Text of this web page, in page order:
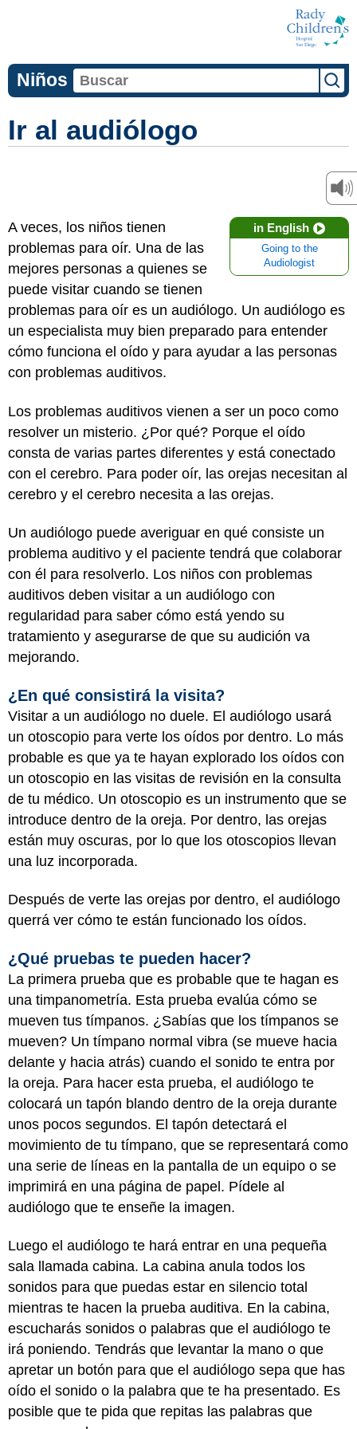
Niños
Ir al audiólogo
in English
Going to the
Audiologist
A veces, los niños tienen
problemas para oír. Una de las
mejores personas a quienes se
puede visitar cuando se tienen
problemas para oír es un audiólogo. Un audiólogo es
un especialista muy bien preparado para entender
cómo funciona el oído y para ayudar a las personas
con problemas auditivos.
Los problemas auditivos vienen a ser un poco como
resolver un misterio. ¿Por qué? Porque el oído
consta de varias partes diferentes y está conectado
con el cerebro. Para poder oír, las orejas necesitan al
cerebro y el cerebro necesita a las orejas.
Un audiólogo puede averiguar en qué consiste un
problema auditivo y el paciente tendrá que colaborar
con él para resolverlo. Los niños con problemas
auditivos deben visitar a un audiólogo con
regularidad para saber cómo está yendo su
tratamiento y asegurarse de que su audición va
mejorando.
¿En qué consistirá la visita?
Visitar a un audiólogo no duele. El audiólogo usará
un otoscopio para verte los oídos por dentro. Lo más
probable es que ya te hayan explorado los oídos con
un otoscopio en las visitas de revisión en la consulta
de tu médico. Un otoscopio es un instrumento que se
introduce dentro de la oreja. Por dentro, las orejas
están muy oscuras, por lo que los otoscopios llevan
una luz incorporada.
Después de verte las orejas por dentro, el audiólogo
querrá ver cómo te están funcionado los oídos.
¿Qué pruebas te pueden hacer?
La primera prueba que es probable que te hagan es
una timpanometría. Esta prueba evalúa cómo se
mueven tus tímpanos. ¿Sabías que los tímpanos se
mueven? Un tímpano normal vibra (se mueve hacia
delante y hacia atrás) cuando el sonido te entra por
la oreja. Para hacer esta prueba, el audiólogo te
colocará un tapón blando dentro de la oreja durante
unos pocos segundos. El tapón detectará el
movimiento de tu tímpano, que se representará como
una serie de líneas en la pantalla de un equipo o se
imprimirá en una página de papel. Pídele al
audiólogo que te enseñe la imagen.
Luego el audiólogo te hará entrar en una pequeña
sala llamada cabina. La cabina anula todos los
sonidos para que puedas estar en silencio total
mientras te hacen la prueba auditiva. En la cabina,
escucharás sonidos o palabras que el audiólogo te
irá poniendo. Tendrás que levantar la mano o que
apretar un botón para que el audiólogo sepa que has
oído el sonido o la palabra que te ha presentado. Es
posible que te pida que repitas las palabras que